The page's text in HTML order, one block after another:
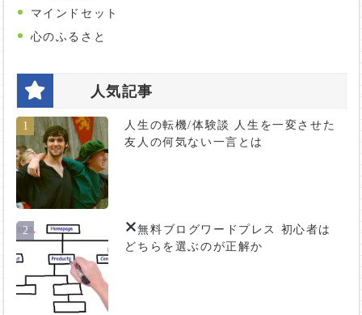
マインドセット
心のふるさと
人気記事
1
人生の転機/体験談 人生を一変させた
友人の何気ない一言とは
2 無料ブログ ワードプレス 初心者は
どちらを選ぶのが正解か